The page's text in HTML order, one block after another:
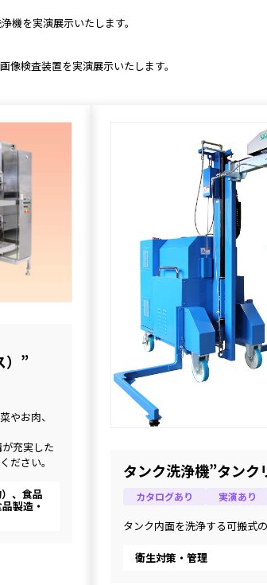
機を実演展示いたします。
像検査装置を実演展示いたします。
）”
やお肉、
充実した
ださい。
、食品
製造・
タンク洗浄機”タンク
カタログあり 実演あり
タンク内面を洗浄する可搬式の
衛生対策・管理